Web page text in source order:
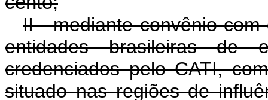
II - mediante convênio
entidades brasileiras de
credenciados pelo CATI,
situado nas regiões de